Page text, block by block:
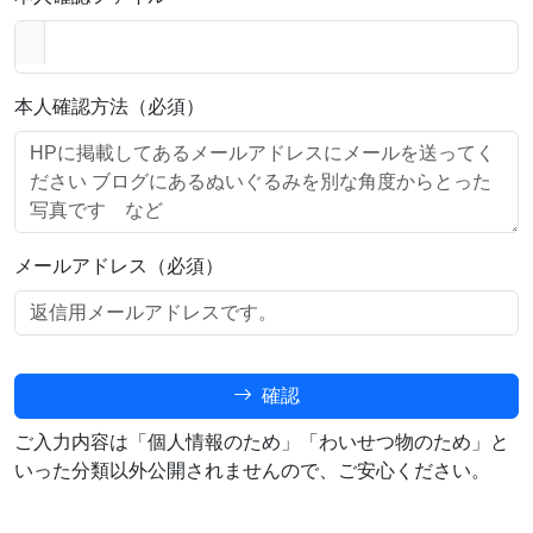
本人確認方法（必須）
メールアドレス（必須）
確認
ご入力内容は「個人情報のため」「わいせつ物のため」と
いった分類以外公開されませんので、ご安心ください。